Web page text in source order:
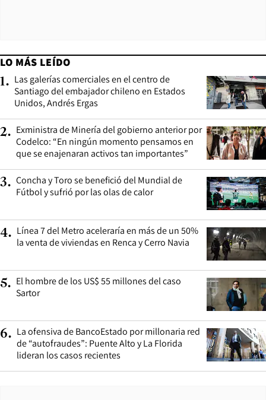
LO MÁS LEÍDO
1. Las galerías comerciales en el centro de
Santiago del embajador chileno en Estados
Unidos, Andrés Ergas
2. Exministra de Minería del gobierno anterior por
Codelco: “En ningún momento pensamos en
que se enajenaran activos tan importantes”
3. Concha y Toro se benefició del Mundial de
Fútbol y sufrió por las olas de calor
4. Línea 7 del Metro aceleraría en más de un 50%
la venta de viviendas en Renca y Cerro Navia
5. El hombre de los US$ 55 millones del caso
Sartor
6. La ofensiva de BancoEstado por millonaria red
de “autofraudes”: Puente Alto y La Florida
lideran los casos recientes